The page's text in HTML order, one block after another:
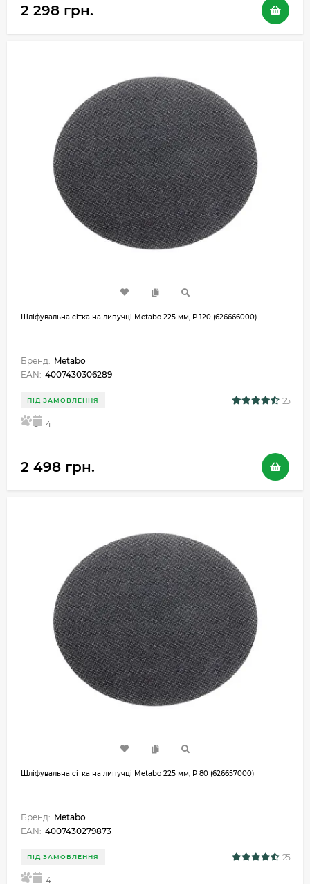
2 298 грн.
Шліфувальна сітка на липучці Metabo 225 мм, P 120 (626666000)
Бренд: Metabo
EAN: 4007430306289
ПІД ЗАМОВЛЕННЯ 25
5 4
2 498 грн.
Шліфувальна сітка на липучці Metabo 225 мм, P 80 (626657000)
Бренд: Metabo
EAN: 4007430279873
ПІД ЗАМОВЛЕННЯ 25
5 4